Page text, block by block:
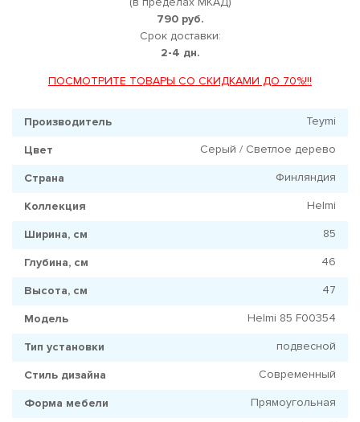
790 руб.
Срок доставки:
2-4 дн.
ПОСМОТРИТЕ ТОВАРЫ СО СКИДКАМИ ДО 70%!!!
Производитель Teymi
Цвет Серый / Светлое дерево
Страна Финляндия
Коллекция Helmi
Ширина, см 85
Глубина, см 46
Высота, см 47
Модель Helmi 85 F00354
Тип установки подвесной
Стиль дизайна Современный
Форма мебели Прямоугольная